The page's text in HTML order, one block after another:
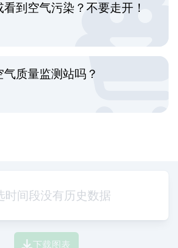
到空气污染？不要走开！
质量监测站吗？
时间段没有历史数据
下载图表